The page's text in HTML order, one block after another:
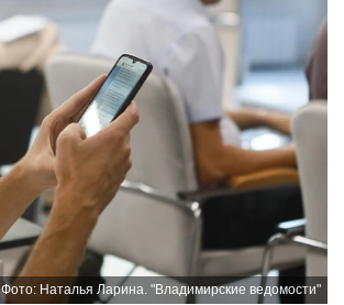
Фото: Наталья Ларина. "Владимирские ведомости"